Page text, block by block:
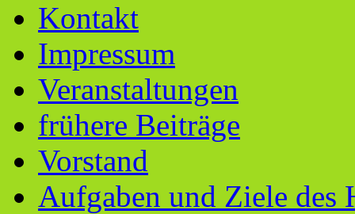
Kontakt
Impressum
Veranstaltungen
frühere Beiträge
Vorstand
Aufgaben und Ziele des